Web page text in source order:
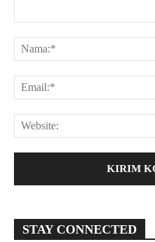
STAY CONNECTED